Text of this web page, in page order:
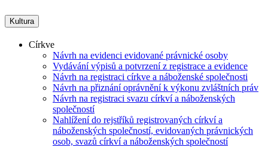
Kultura
Církve
Návrh na evidenci evidované právnické osoby
Vydávání výpisů a potvrzení z registrace a evidence
Návrh na registraci církve a náboženské společnosti
Návrh na přiznání oprávnění k výkonu zvláštních práv
Návrh na registraci svazu církví a náboženských
společností
Nahlížení do rejstříků registrovaných církví a
náboženských společností, evidovaných právnických
osob, svazů církví a náboženských společností